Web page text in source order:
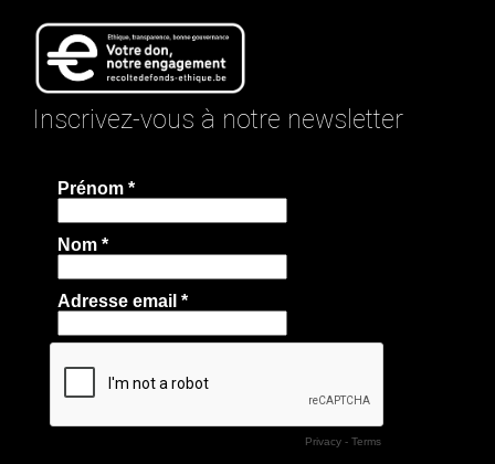
Inscrivez-vous à notre newsletter